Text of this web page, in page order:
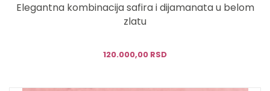
Elegantna kombinacija safira i dijamanata u belom
zlatu
120.000,00 RSD